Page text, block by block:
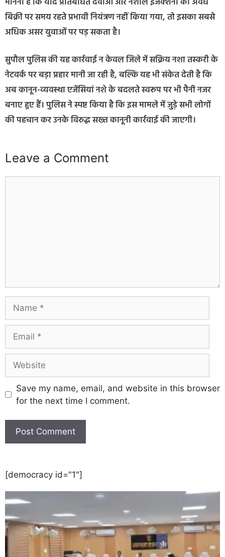
बिक्री पर समय रहते प्रभावी नियंत्रण नहीं किया गया, तो इसका सबसे
अधिक असर युवाओं पर पड़ सकता है।
सुपौल पुलिस की यह कार्रवाई न केवल जिले में सक्रिय नशा तस्करी के
नेटवर्क पर बड़ा प्रहार मानी जा रही है, बल्कि यह भी संकेत देती है कि
अब कानून-व्यवस्था एजेंसियां नशे के बदलते स्वरूप पर भी पैनी नजर
बनाए हुए हैं। पुलिस ने स्पष्ट किया है कि इस मामले में जुड़े सभी लोगों
की पहचान कर उनके विरुद्ध सख्त कानूनी कार्रवाई की जाएगी।
Leave a Comment
Save my name, email, and website in this browser
for the next time I comment.
[democracy id="1"]